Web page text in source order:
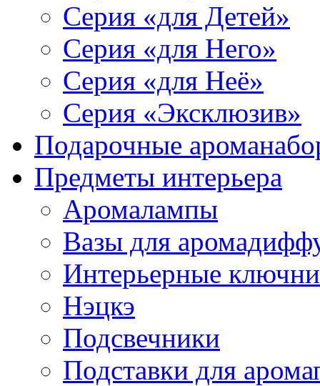
Серия «для Детей»
Серия «для Него»
Серия «для Неё»
Серия «Эксклюзив»
Подарочные
Предметы интерьера
Аромалампы
Вазы для
Интерьерные
Нэцкэ
Подсвечники
Подставки для